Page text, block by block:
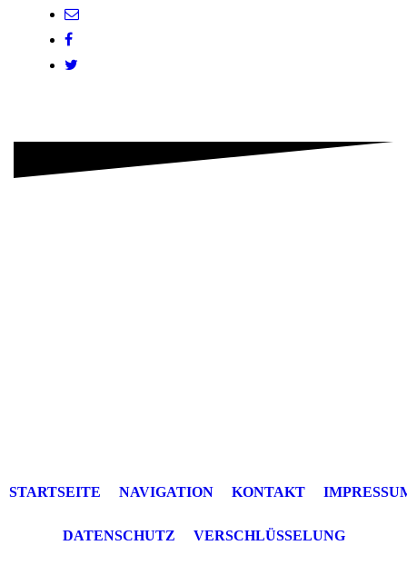
STARTSEITE NAVIGATION KONTAKT
DATENSCHUTZ VERSCHLÜSSELUNG